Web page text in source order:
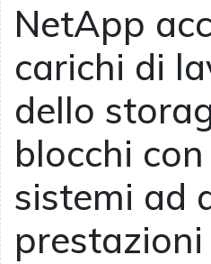
NetApp
carichi di
dello
blocchi
sistemi ad
prestazioni